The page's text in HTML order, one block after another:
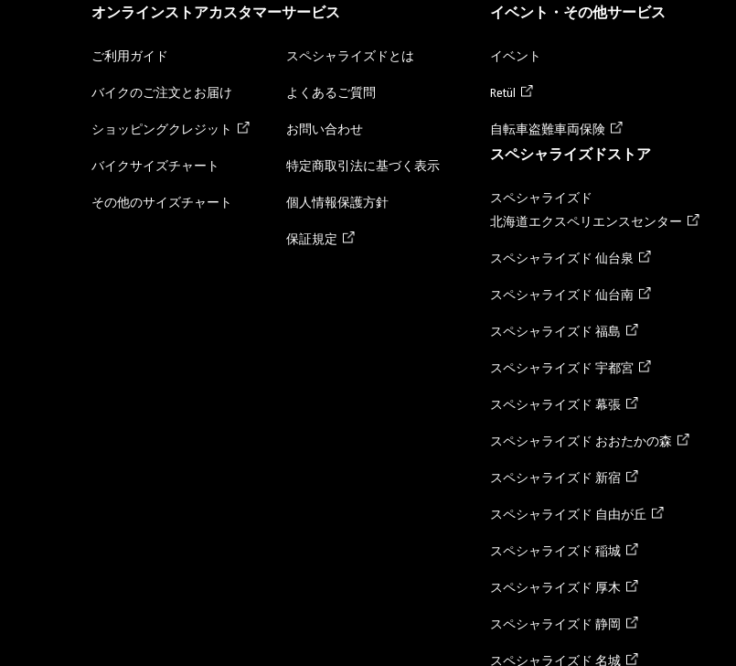
オンラインストアカスタマーサービス
ご利用ガイド
バイクのご注文とお届け
ショッピングクレジット
バイクサイズチャート
その他のサイズチャート
スペシャライズドとは
よくあるご質問
お問い合わせ
特定商取引法に基づく表示
個人情報保護方針
保証規定
イベント・その他サービス
イベント
Retül
自転車盗難車両保険
スペシャライズドストア
スペシャライズド
北海道エクスペリエンスセンター
スペシャライズド 仙台泉
スペシャライズド 仙台南
スペシャライズド 福島
スペシャライズド 宇都宮
スペシャライズド 幕張
スペシャライズド おおたかの森
スペシャライズド 新宿
スペシャライズド 自由が丘
スペシャライズド 稲城
スペシャライズド 厚木
スペシャライズド 静岡
スペシャライズド 名城